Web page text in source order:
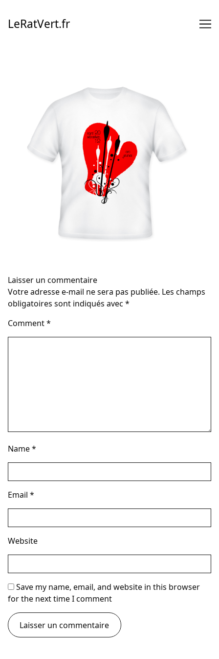
Content
LeRatVert.fr
Laisser un commentaire
Votre adresse e-mail ne sera pas publiée. Les champs
obligatoires sont indiqués avec *
Comment*
Name*
Email *
Website
Save my name, email, and website in this browser
for the next time I comment